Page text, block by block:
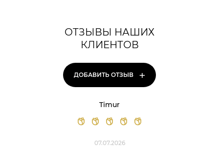
ОТЗЫВЫ НАШИХ
КЛИЕНТОВ
ДОБАВИТЬ ОТЗЫВ +
Timur
07.07.2026